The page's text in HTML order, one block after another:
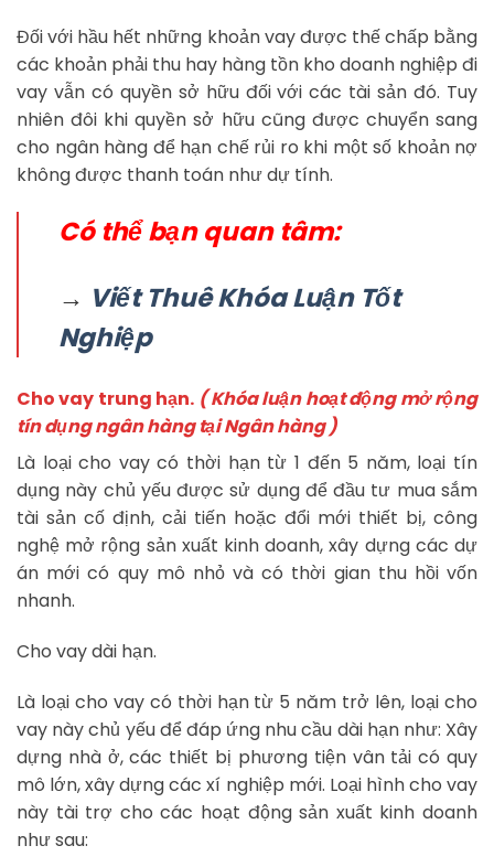
Đối với hầu hết những khoản vay được thế chấp bằng
các khoản phải thu hay hàng tồn kho doanh nghiệp đi
vay vẫn có quyền sở hữu đối với các tài sản đó. Tuy
nhiên đôi khi quyền sở hữu cũng được chuyển sang
cho ngân hàng để hạn chế rủi ro khi một số khoản nợ
không được thanh toán như dự tính.
Có thể bạn quan tâm:
→ Viết Thuê Khóa Luận Tốt
Nghiệp
Cho vay trung hạn. ( Khóa luận hoạt động mở rộng
tín dụng ngân hàng tại Ngân hàng )
Là loại cho vay có thời hạn từ 1 đến 5 năm, loại tín
dụng này chủ yếu được sử dụng để đầu tư mua sắm
tài sản cố định, cải tiến hoặc đổi mới thiết bị, công
nghệ mở rộng sản xuất kinh doanh, xây dựng các dự
án mới có quy mô nhỏ và có thời gian thu hồi vốn
nhanh.
Cho vay dài hạn.
Là loại cho vay có thời hạn từ 5 năm trở lên, loại cho
vay này chủ yếu để đáp ứng nhu cầu dài hạn như: Xây
dựng nhà ở, các thiết bị phương tiện vân tải có quy
mô lớn, xây dựng các xí nghiệp mới. Loại hình cho vay
này tài trợ cho các hoạt động sản xuất kinh doanh
như sau: